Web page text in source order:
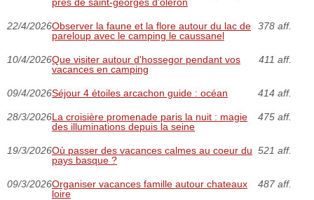
22/4/2026Observer la faune et la flore autour du lac de
pareloup avec le camping le caussanel
378 aff.
10/4/2026Que visiter autour d'hossegor pendant vos
vacances en camping
411 aff.
09/4/2026Séjour 4 étoiles arcachon guide : océan 414 aff.
28/3/2026La croisière promenade paris la nuit : magie
des illuminations depuis la seine
475 aff.
19/3/2026Où passer des vacances calmes au coeur du
pays basque ?
521 aff.
09/3/2026Organiser vacances famille autour chateaux
loire
487 aff.